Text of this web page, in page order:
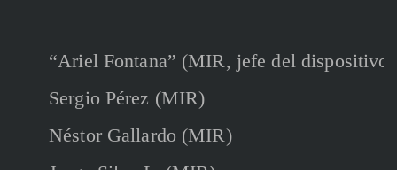
“Ariel Fontana” (MIR, jefe del dispositivo)
Sergio Pérez (MIR)
Néstor Gallardo (MIR)